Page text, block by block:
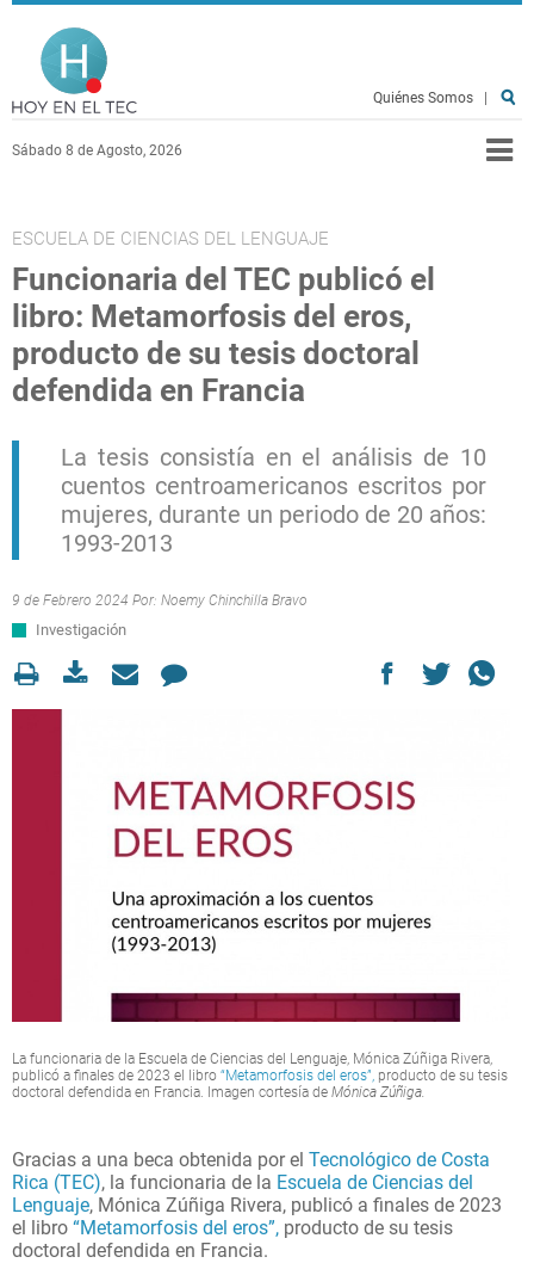
Pasar al contenido principal
Sábado 8 de Agosto, 2026
Quiénes Somos
ESCUELA DE CIENCIAS DEL LENGUAJE
Funcionaria del TEC publicó el
libro: Metamorfosis del eros,
producto de su tesis doctoral
defendida en Francia
La tesis consistía en el análisis de 10
cuentos centroamericanos escritos por
mujeres, durante un periodo de 20 años:
1993-2013
9 de Febrero 2024 Por: Noemy Chinchilla Bravo
Investigación
La funcionaria de la Escuela de Ciencias del Lenguaje, Mónica Zúñiga Rivera,
publicó a finales de 2023 el libro “Metamorfosis del eros”, producto de su tesis
doctoral defendida en Francia. Imagen cortesía de Mónica Zúñiga.
Gracias a una beca obtenida por el Tecnológico de Costa
Rica (TEC), la funcionaria de la Escuela de Ciencias del
Lenguaje, Mónica Zúñiga Rivera, publicó a finales de 2023
el libro “Metamorfosis del eros”, producto de su tesis
doctoral defendida en Francia.